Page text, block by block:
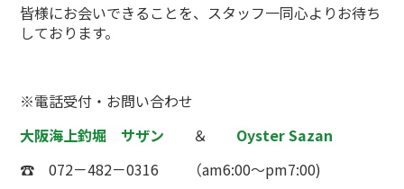
皆様にお会いできることを、スタッフ一同心よりお待ち
しております。
※電話受付・お問い合わせ
大阪海上釣堀 サザン ＆ Oyster Sazan
☎ 072－482－0316 （am6:00～pm7:00)